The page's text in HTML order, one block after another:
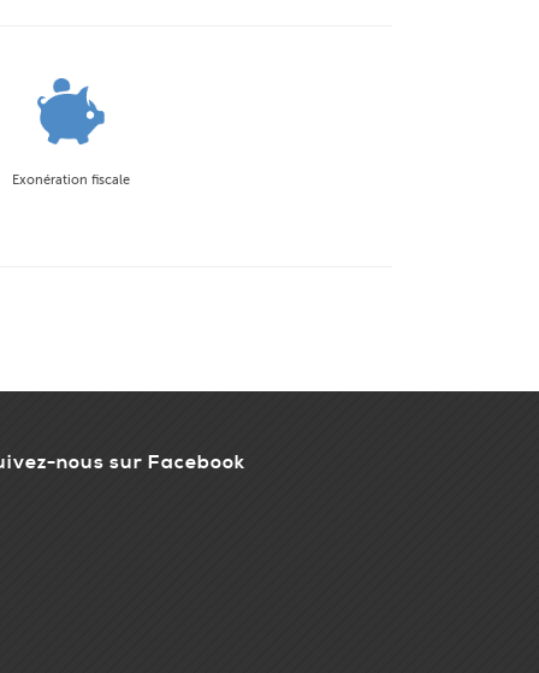
Exonération fiscale
nous sur Facebook